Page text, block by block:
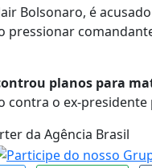
Bolsonaro, é
planos para
contra o ex-
da Agência Brasil